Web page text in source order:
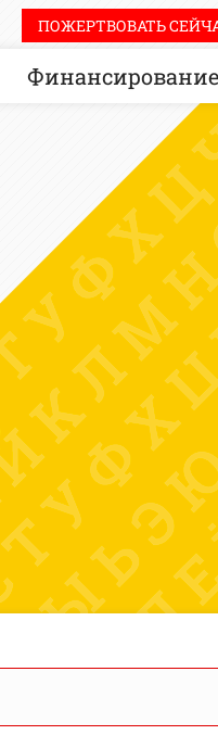
Финансирование
ПОЖЕРТВОВАТЬ